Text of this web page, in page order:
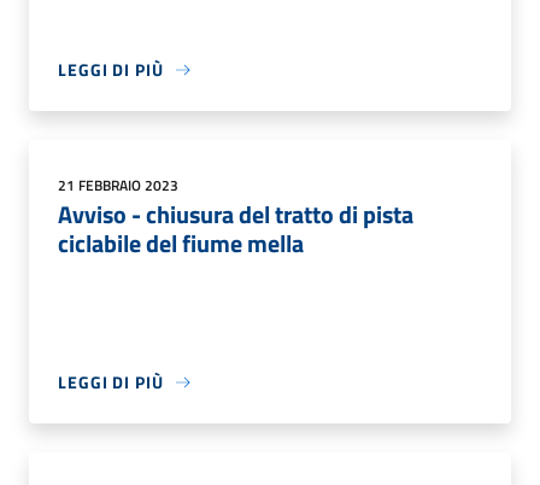
LEGGI DI PIÙ
21 FEBBRAIO 2023
Avviso - chiusura del tratto di pista
ciclabile del fiume mella
LEGGI DI PIÙ